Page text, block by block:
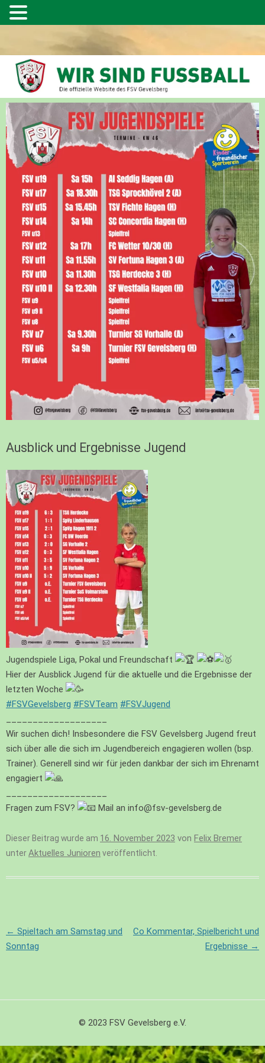
Ausblick und Ergebnisse Jugend
Jugendspiele Liga, Pokal und Freundschaft
Hier der Ausblick Jugend für die aktuelle und die Ergebnisse der
letzten Woche
#FSVGevelsberg #FSVTeam #FSVJugend
Wir suchen dich! Insbesondere die FSV Gevelsberg Jugend freut
sich über alle die sich im Jugendbereich engagieren wollen (bsp.
Trainer). Generell sind wir für jeden dankbar der sich im Ehrenamt
engagiert
Fragen zum FSV?
Mail an info@fsv-gevelsberg.de
Dieser Beitrag wurde am 16. November 2023 von Felix Bremer
unterAktuelles Junioren veröffentlicht.
Beitragsnavigation
← Spieltach am Samstag und
Sonntag
Co Kommentar, Spielbericht und
Ergebnisse →
© 2023 FSV Gevelsberg e.V.